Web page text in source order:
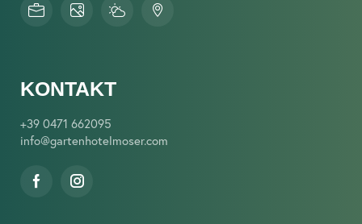
KONTAKT
+39 0471 662095
info@gartenhotelmoser.com